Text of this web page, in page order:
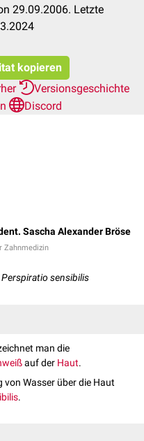
29.09.2006. Letzte
kopieren
Versionsgeschichte
Discord
Sascha Alexander Bröse
Zahnmedizin
sensibilis
man die
auf der Haut.
Wasser über die Haut
.